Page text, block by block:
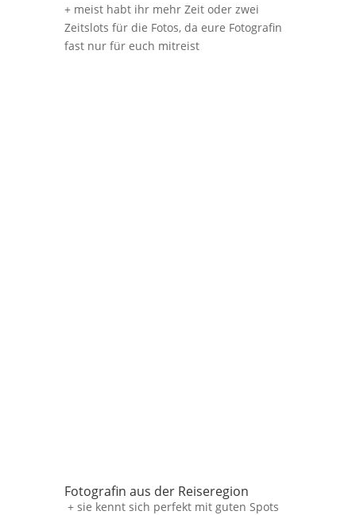
+ meist habt ihr mehr Zeit oder zwei
Zeitslots für die Fotos, da eure Fotografin
fast nur für euch mitreist
Fotografin aus der Reiseregion
+ sie kennt sich perfekt mit guten Spots